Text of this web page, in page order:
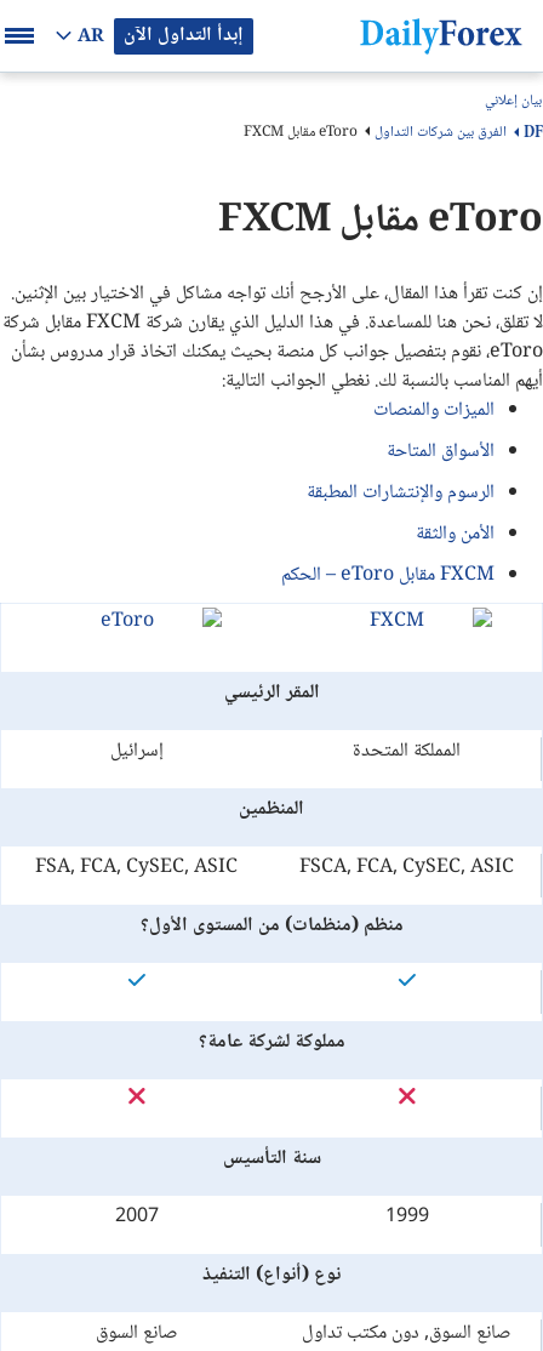
إبدأ التداول الآن AR
DF الفرق بين شركات التداول eToro مقابل FXCM
بيان إعلاني
eToro مقابل FXCM
إن كنت تقرأ هذا المقال، على الأرجح أنك تواجه مشاكل في الاختيار بين الإثنين.
لا تقلق، نحن هنا للمساعدة. في هذا الدليل الذي يقارن شركة FXCM مقابل شركة
eToro، نقوم بتفصيل جوانب كل منصة بحيث يمكنك اتخاذ قرار مدروس بشأن
أيهم المناسب بالنسبة لك. نغطي الجوانب التالية:
الميزات والمنصات
الأسواق المتاحة
الرسوم والإنتشارات المطبقة
الأمن والثقة
FXCM مقابل eToro – الحكم
المقر الرئيسي
المملكة المتحدة
إسرائيل
المنظمين
FSCA, FCA, CySEC, ASIC
FSA, FCA, CySEC, ASIC
منظم (منظمات) من المستوى الأول؟
مملوكة لشركة عامة؟
سنة التأسيس
1999
2007
نوع (أنواع) التنفيذ
صانع السوق, دون مكتب تداول
صانع السوق